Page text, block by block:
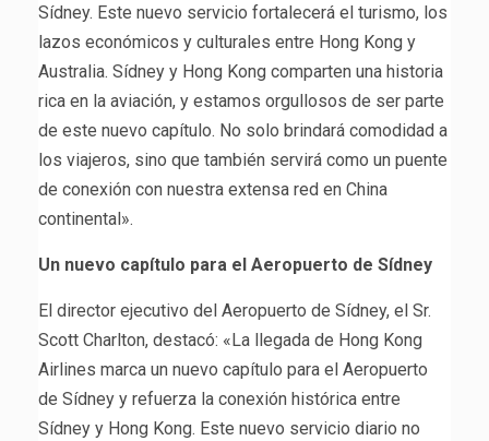
Sídney. Este nuevo servicio fortalecerá el turismo, los
lazos económicos y culturales entre Hong Kong y
Australia. Sídney y Hong Kong comparten una historia
rica en la aviación, y estamos orgullosos de ser parte
de este nuevo capítulo. No solo brindará comodidad a
los viajeros, sino que también servirá como un puente
de conexión con nuestra extensa red en China
continental».
Un nuevo capítulo para el Aeropuerto de Sídney
El director ejecutivo del Aeropuerto de Sídney, el Sr.
Scott Charlton, destacó: «La llegada de Hong Kong
Airlines marca un nuevo capítulo para el Aeropuerto
de Sídney y refuerza la conexión histórica entre
Sídney y Hong Kong. Este nuevo servicio diario no